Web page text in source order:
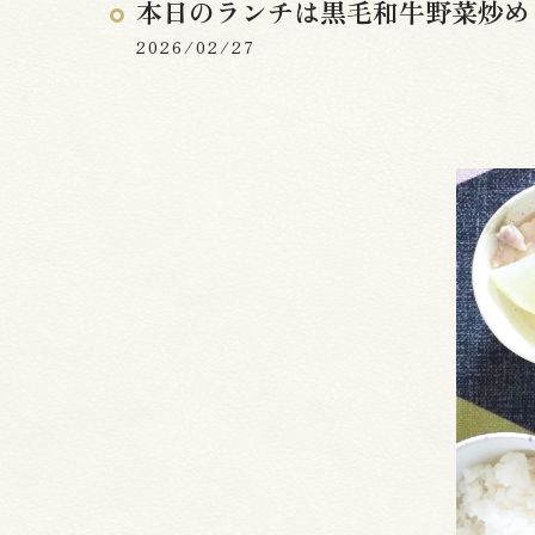
本日のランチは黒毛和牛野菜炒
2026/02/27